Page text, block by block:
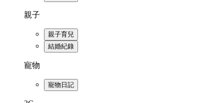
親子
親子育兒
結婚紀錄
寵物
寵物日記